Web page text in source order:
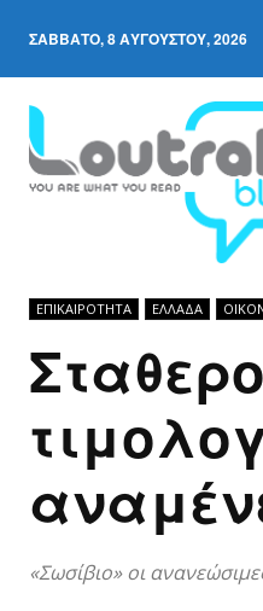
ΣΆΒΒΑΤΟ, 8 ΑΥΓΟΎΣΤΟΥ, 2026
ΕΠΙΚΑΙΡΟΤΗΤΑ ΕΛΛΆΔΑ
«Σωσίβιο» οι